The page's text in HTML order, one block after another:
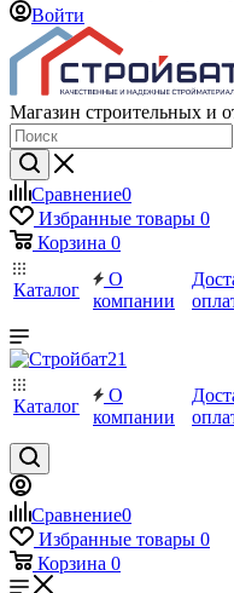
Войти
Магазин строительных и
Сравнение0
Избранные товары 0
Корзина 0
Каталог
О
компании
Каталог
О
компании
Сравнение0
Избранные товары 0
Корзина 0